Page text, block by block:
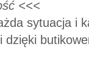
<<<
sytuacja i
dzięki